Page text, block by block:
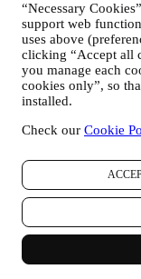
“Necessary
support web
uses above
clicking “Accept all
you manage each
cookies only”, so
installed.
Check our Cookie
Si consientes recibir
pasarás a formar
grupo Le Creuset,
tratamiento, por Le
domicilio social en
designado como
número de IVA
08007 Barcelona,
corresponsabilidad
(a) Le Creuset Group
rige el marketing y la
(b) las entidades
dicha estrategia, así
comunicaciones/
país específico);
(c) ambos